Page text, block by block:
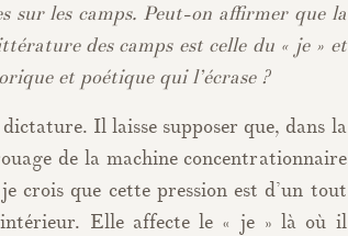
sur les camps. Peut-on affirmer que la
des camps est celle du « je » et
et poétique qui l’écrase ?
Il laisse supposer que, dans la
de la machine concentrationnaire
crois que cette pression est d’un tout
Elle affecte le « je » là où il